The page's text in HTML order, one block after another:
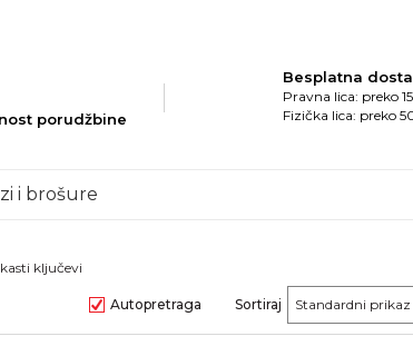
porudžbine
Besplatna
Pravna lica: preko
Fizička lica: preko
i brošure
ključevi
Autopretraga Sortiraj